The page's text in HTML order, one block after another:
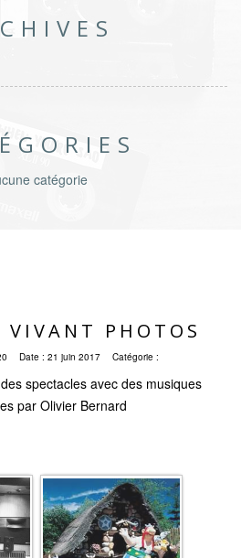
catégorie
VIVANT PHOTOS
Date : 21 juin 2017 Catégorie :
spectacles avec des musiques
par Olivier Bernard